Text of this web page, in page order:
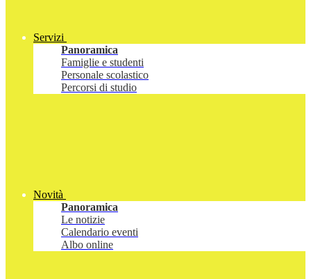
Servizi
Panoramica
Famiglie e studenti
Personale scolastico
Percorsi di studio
Novità
Panoramica
Le notizie
Calendario eventi
Albo online